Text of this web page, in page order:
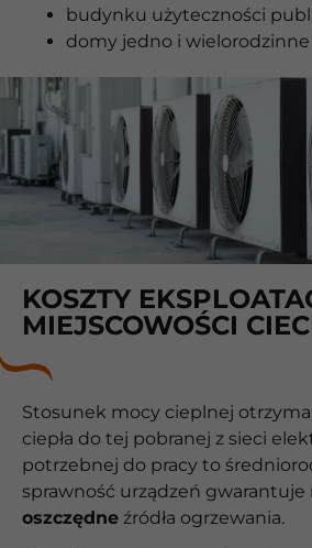
budynku użyteczności
domy jedno i wielorodzinne
KOSZTY
MIEJSCOWOŚCI
Stosunek mocy cieplnej
ciepła do tej pobranej z sieci
potrzebnej do pracy to
sprawność urządzeń gwarantuje
oszczędne źródła ogrzewania.